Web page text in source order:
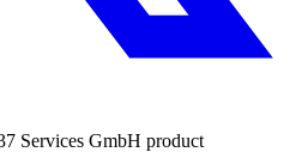
Services GmbH product